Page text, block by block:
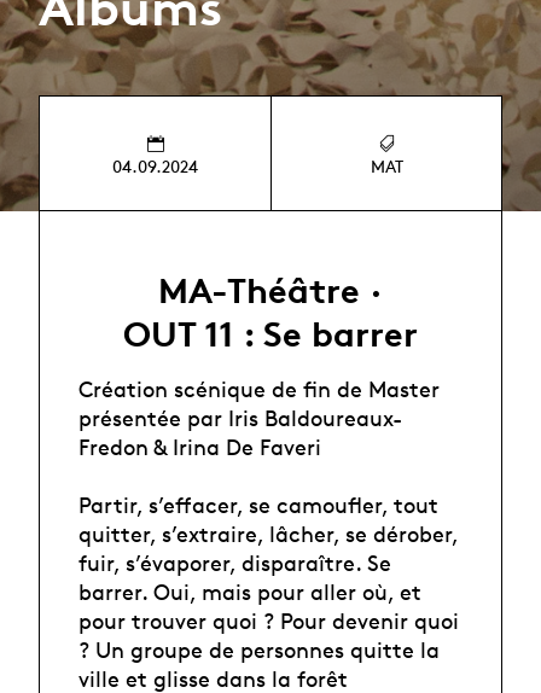
04.09.2024 MAT
MA-Théâtre ·
OUT 11 : Se barrer
Création scénique de fin de Master
présentée par Iris Baldoureaux-
Fredon & Irina De Faveri
Partir, s’effacer, se camoufler, tout
quitter, s’extraire, lâcher, se dérober,
fuir, s’évaporer, disparaître. Se
barrer. Oui, mais pour aller où, et
pour trouver quoi ? Pour devenir quoi
? Un groupe de personnes quitte la
ville et glisse dans la forêt